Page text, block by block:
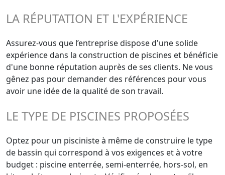
LA RÉPUTATION ET L'EXPÉRIENCE
Assurez-vous que l’entreprise dispose d'une solide
expérience dans la construction de piscines et bénéficie
d'une bonne réputation auprès de ses clients. Ne vous
gênez pas pour demander des références pour vous
avoir une idée de la qualité de son travail.
LE TYPE DE PISCINES PROPOSÉES
Optez pour un pisciniste à même de construire le type
de bassin qui correspond à vos exigences et à votre
budget : piscine enterrée, semi-enterrée, hors-sol, en